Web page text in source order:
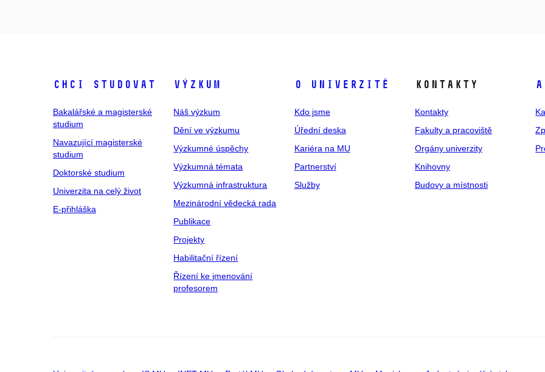
Chci studovat
Bakalářské a magisterské
studium
Navazující magisterské
studium
Doktorské studium
Univerzita na celý život
E-přihláška
Výzkum
Náš výzkum
Dění ve výzkumu
Výzkumné úspěchy
Výzkumná témata
Výzkumná infrastruktura
Mezinárodní vědecká rada
Publikace
Projekty
Habilitační řízení
Řízení ke jmenování
profesorem
O univerzitě
Kdo jsme
Úřední deska
Kariéra na MU
Partnerství
Služby
Kontakty
Kontakty
Fakulty a pracoviště
Orgány univerzity
Knihovny
Budovy a místnosti